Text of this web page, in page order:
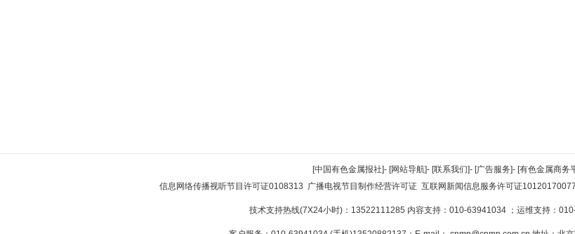
[中国有色金属报社]- [网站导航]- [联系我们]- [广告服务]- [有色金属商务
信息网络传播视听节目许可证0108313 广播电视节目制作经营许可证 互联网新闻信息服务许可证10120170077
技术支持热线(7X24小时)：13522111285 内容支持：010-63941034 ；运维支持：